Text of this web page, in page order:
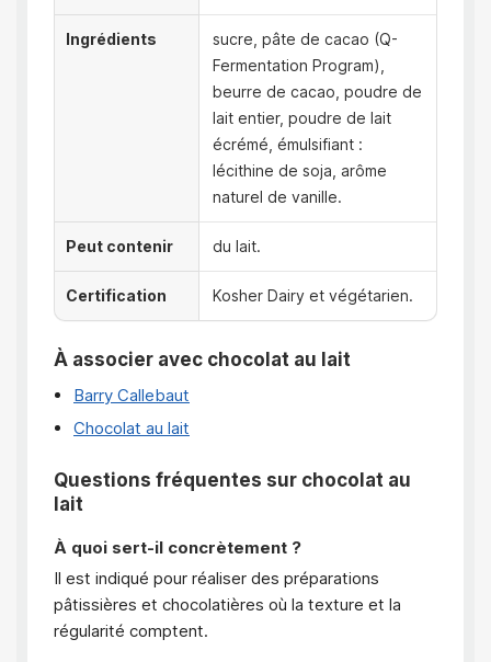
Ingrédients
sucre, pâte de cacao (Q-
Fermentation Program),
beurre de cacao, poudre de
lait entier, poudre de lait
écrémé, émulsifiant :
lécithine de soja, arôme
naturel de vanille.
Peut contenir du lait.
Certification Kosher Dairy et végétarien.
À associer avec chocolat au lait
Barry Callebaut
Chocolat au lait
Questions fréquentes sur chocolat au
lait
À quoi sert-il concrètement ?
Il est indiqué pour réaliser des préparations
pâtissières et chocolatières où la texture et la
régularité comptent.